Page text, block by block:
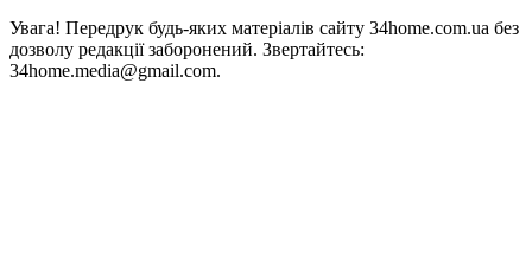
Увага! Передрук будь-яких матеріалів сайту 34home.com.ua без
дозволу редакції заборонений. Звертайтесь:
34home.media@gmail.com.